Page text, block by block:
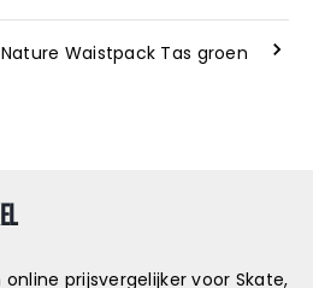
Waistpack Tas groen
prijsvergelijker voor Skate,